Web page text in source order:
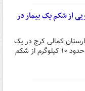
توده ۱۰ کیلویی از شکم یک بیمار در
کمالی کرج در یک
عمل جراحی موفق، توده‌ای ۴۰ سانتی‌متری با وزن حدود ۱۰ کیلوگرم از شکم